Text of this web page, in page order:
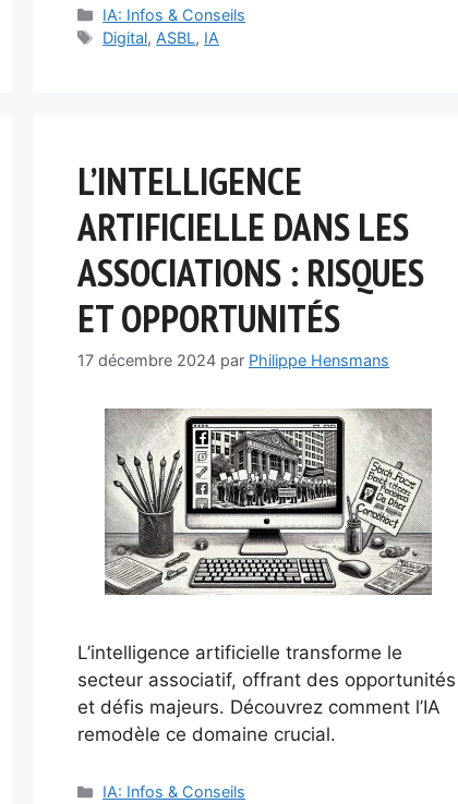
Catégories
IA: Infos & Conseils
Étiquettes
Digital, ASBL, IA
L’INTELLIGENCE
ARTIFICIELLE DANS LES
ASSOCIATIONS : RISQUES
ET OPPORTUNITÉS
17 décembre 2024 par Philippe Hensmans
L’intelligence artificielle transforme le
secteur associatif, offrant des opportunités
et défis majeurs. Découvrez comment l’IA
remodèle ce domaine crucial.
Catégories
IA: Infos & Conseils